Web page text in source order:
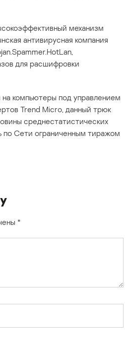
механизм
антивирусная компания
для расшифровки
на компьютеры под управлением
Trend Micro, данный трюк
среднестатистических
по Сети ограниченным тиражом
*